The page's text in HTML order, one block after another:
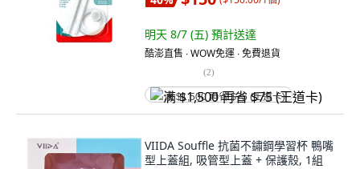
明天 8/7 (五) 預計送達
酷澎直售 ∙ WOW免運 ∙ 免費退貨
(2)
满 $1,500 再省 $75 (王道卡)
VIIDA Souffle 抗菌不鏽鋼學習杯 鴨嘴
型上蓋組, 吸管型上蓋 + 保護殼, 1組